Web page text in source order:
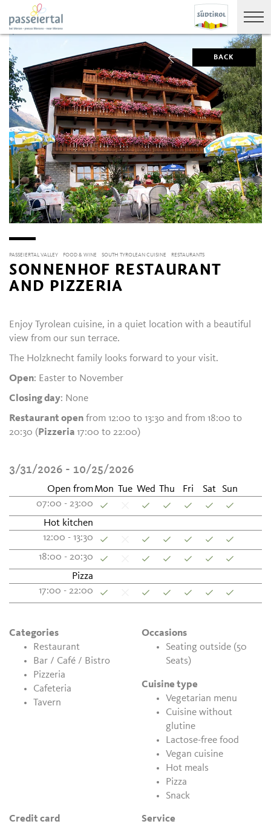
BACK
PASSEIERTAL VALLEY FOOD & WINE SOUTH TYROLEAN CUISINE RESTAURANTS
SONNENHOF RESTAURANT
AND PIZZERIA
Enjoy Tyrolean cuisine, in a quiet location with a beautiful
view from our sun terrace.
The Holzknecht family looks forward to your visit.
Open: Easter to November
Closing day: None
Restaurant open from 12:00 to 13:30 and from 18:00 to
20:30 ( Pizzeria17:00 to 22:00)
3/31/2026 - 10/25/2026
Open fromMon Tue Wed Thu Fri Sat
Sun
07:00 - 23:00
Hot kitchen
12:00 - 13:30
18:00 - 20:30
Pizza
17:00 - 22:00
Categories
Restaurant
Bar / Café / Bistro
Pizzeria
Cafeteria
Tavern
Occasions
Seating outside (50
Seats)
Cuisine type
Vegetarian menu
Cuisine without
glutine
Lactose-free food
Vegan cuisine
Hot meals
Pizza
Snack
Credit card
Service